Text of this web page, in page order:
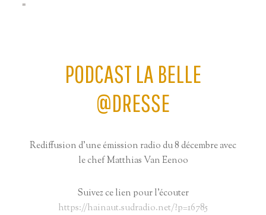
PODCAST LA BELLE
@DRESSE
Rediffusion d’une émission radio du 8 décembre avec
le chef Matthias Van Eenoo
Suivez ce lien pour l’écouter
https://hainaut.sudradio.net/?p=16785